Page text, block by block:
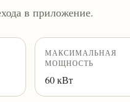
в приложение.
МАКСИМАЛЬНАЯ
МОЩНОСТЬ
60 кВт